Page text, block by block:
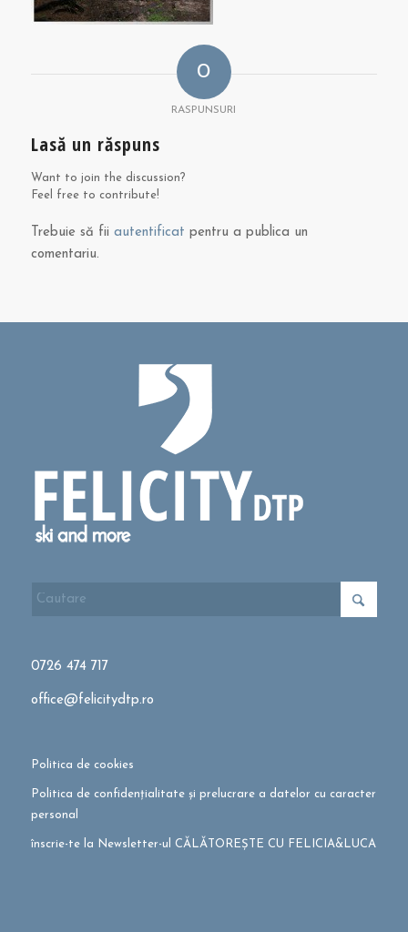
0
RASPUNSURI
Lasă un răspuns
Want to join the discussion?
Feel free to contribute!
Trebuie să fii autentificat pentru a publica un
comentariu.
0726 474 717
office@felicitydtp.ro
Politica de cookies
Politica de confidențialitate și prelucrare a datelor cu caracter
personal
înscrie-te la Newsletter-ul CĂLĂTOREȘTE CU FELICIA&LUCA